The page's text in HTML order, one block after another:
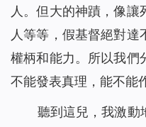
人。但大的神蹟，像
人等等，假基督絕對
權柄和能力。所以我們
不能發表真理，能不能
聽到這兒，我激動